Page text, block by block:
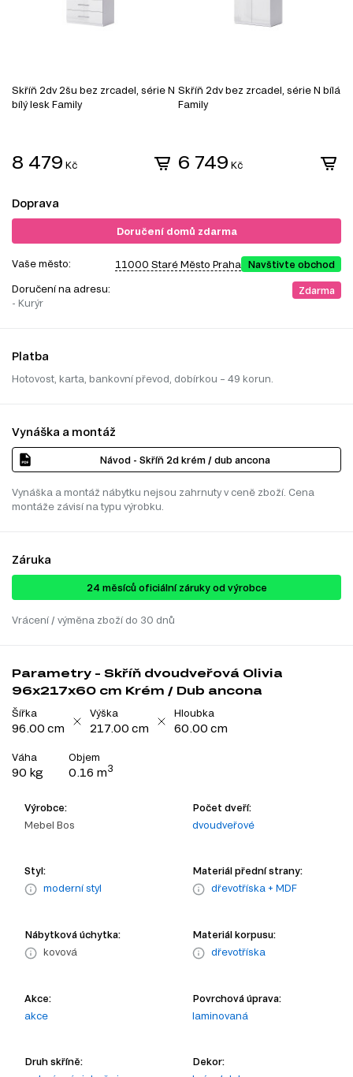
Skříň 2dv 2šu bez zrcadel, série N
bílý lesk Family
8 479 Kč
Skříň 2dv bez zrcadel, série N bílá
Family
6 749 Kč
Doprava
Doručení domů zdarma
Vaše město: 11000 Staré Město Praha Navštivte obchod
Doručení na adresu:
- Kurýr
Zdarma
Platba
Hotovost, karta, bankovní převod, dobírkou – 49 korun.
Vynáška a montáž
Návod - Skříň 2d krém / dub ancona
Vynáška a montáž nábytku nejsou zahrnuty v ceně zboží. Cena
montáže závisí na typu výrobku.
Záruka
24 ​​​​měsíců oficiální záruky od výrobce
Vrácení / výměna zboží do 30 dnů
Parametry - Skříň dvoudveřová Olivia
96x217x60 cm Krém / Dub ancona
Šířka
96.00 cm
Výška
217.00 cm
Hloubka
60.00 cm
Váha
90 kg
Objem
0.16 m3
Výrobce:
Mebel Bos
Počet dveří:
dvoudveřové
Styl:
moderní styl
Materiál přední strany:
dřevotříska + MDF
Nábytková úchytka:
kovová
Materiál korpusu:
dřevotříska
Akce:
akce
Povrchová úprava:
laminovaná
Druh skříně:
Dekor: